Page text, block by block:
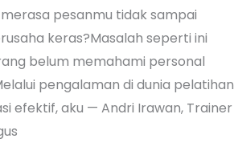
pesanmu tidak sampai
keras?Masalah seperti ini
belum memahami personal
pengalaman di dunia pelatihan
efektif, aku — Andri Irawan, Trainer